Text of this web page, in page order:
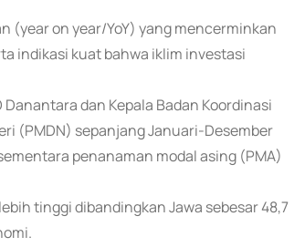
(year on year/YoY) yang mencerminkan
indikasi kuat bahwa iklim investasi
dan Kepala Badan Koordinasi
(PMDN) sepanjang Januari-Desember
penanaman modal asing (PMA)
tinggi dibandingkan Jawa sebesar 48,7